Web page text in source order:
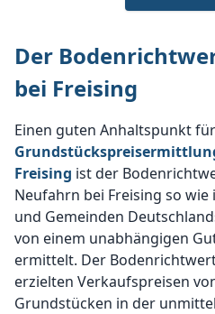
Der
bei Freising
Einen guten Anhaltspunkt
Freising ist der
Neufahrn bei Freising so
und Gemeinden
von einem unabhängigen
ermittelt. Der
erzielten Verkaufspreisen
Grundstücken in der